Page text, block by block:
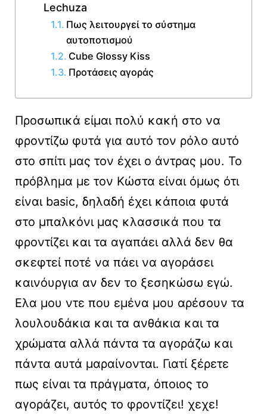
Lechuza
Πως λειτουργεί το σύστημα
αυτοποτισμού
Cube Glossy Kiss
Προτάσεις αγοράς
Προσωπικά είμαι πολύ κακή στο να
φροντίζω φυτά για αυτό τον ρόλο αυτό
στο σπίτι μας τον έχει ο άντρας μου. Το
πρόβλημα με τον Κώστα είναι όμως ότι
είναι basic, δηλαδή έχει κάποια φυτά
στο μπαλκόνι μας κλασσικά που τα
φροντίζει και τα αγαπάει αλλά δεν θα
σκεφτεί ποτέ να πάει να αγοράσει
καινόυργια αν δεν το ξεσηκώσω εγώ.
Ελα μου ντε που εμένα μου αρέσουν τα
λουλουδάκια και τα ανθάκια και τα
χρώματα αλλά πάντα τα αγοράζω και
πάντα αυτά μαραίνονται. Γιατί ξέρετε
πως είναι τα πράγματα, όποιος το
αγοράζει, αυτός το φροντίζει! χεχε!